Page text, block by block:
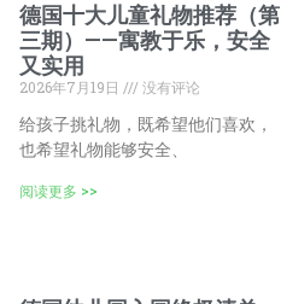
德国十大儿童礼物推荐（第
三期）——寓教于乐，安全
又实用
2026年7月19日
没有评论
给孩子挑礼物，既希望他们喜欢，
也希望礼物能够安全、
阅读更多 >>